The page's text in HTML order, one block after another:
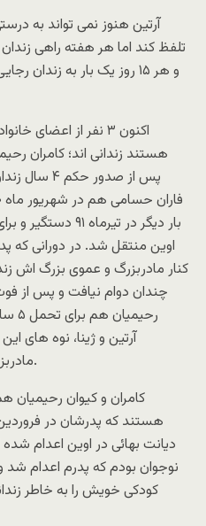
آرتین هنوز نمی تواند به
تلفظ کند اما هر هفته راهی
و هر ۱۵ روز یک بار به
اکنون ۳ نفر از
پس از
اوین منتقل شد. در دورانی که
کنار مادربزرگ و عموی بزرگ اش
چندان دوام نیافت و پس از
آرتین و ژینا، نوه های
مادربزرگ شان باید از آنها نگهداری کند.
دیانت بهائی در اوین اعدام
نوجوان بودم که پدرم اعدام شد
کودکی خویش را به خاطر